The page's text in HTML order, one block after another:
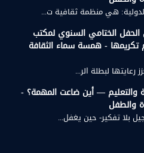
هي منظمة ثقافية ت...
الختامي السنوي لمكتب
تكريمها - همسة سماء الثقافة
رعايتها لبطلة الر...
والتعليم — أين ضاعت المهمة؟ -
والطفل
بلا تفكير- حين يغفل...